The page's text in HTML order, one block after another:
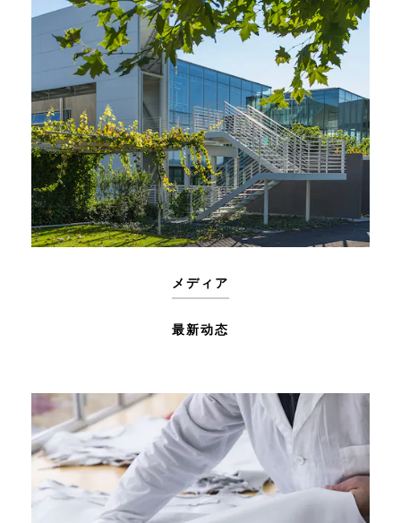
メディア
最新动态